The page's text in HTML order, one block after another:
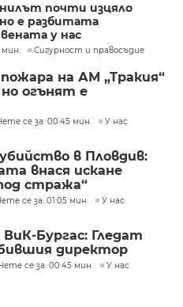
почти изцяло
е разбитата
у нас
мин. Сигурност и правосъдие
на АМ „Тракия“
огънят е
се за: 00:45 мин. У нас
в Пловдив:
внася искане
стража“
се за: 01:05 мин. У нас
Бургас: Гледат
директор
се за: 00:45 мин. У нас